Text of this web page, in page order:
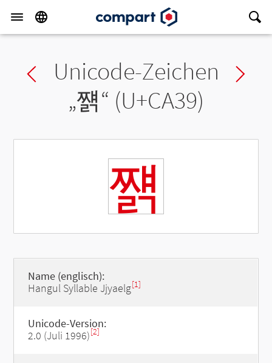
Previous char
Unicode-Zeichen
„쨹“ (U+CA39)
쨹
Name (englisch):
Hangul Syllable Jjyaelg[1]
Unicode-Version:
2.0 (Juli 1996)[2]